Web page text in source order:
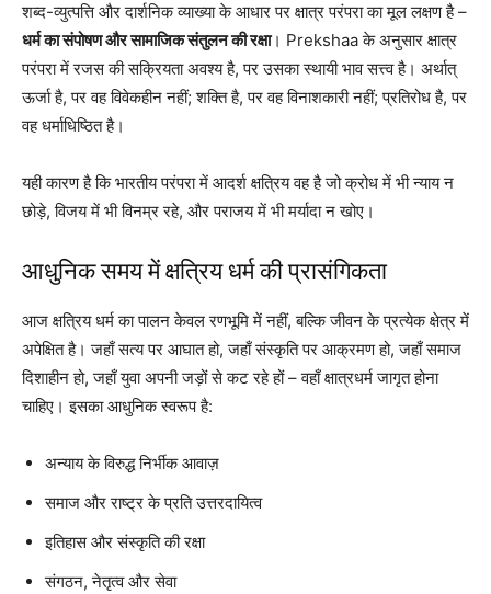
शब्द-व्युत्पत्ति और दार्शनिक व्याख्या के आधार पर क्षात्र परंपरा का मूल लक्षण है –
धर्म का संपोषण और सामाजिक संतुलन की रक्षा। Prekshaa के अनुसार क्षात्र
परंपरा में रजस की सक्रियता अवश्य है, पर उसका स्थायी भाव सत्त्व है। अर्थात्
ऊर्जा है, पर वह विवेकहीन नहीं; शक्ति है, पर वह विनाशकारी नहीं; प्रतिरोध है, पर
वह धर्माधिष्ठित है।
यही कारण है कि भारतीय परंपरा में आदर्श क्षत्रिय वह है जो क्रोध में भी न्याय न
छोड़े, विजय में भी विनम्र रहे, और पराजय में भी मर्यादा न खोए।
आधुनिक समय में क्षत्रिय धर्म की प्रासंगिकता
आज क्षत्रिय धर्म का पालन केवल रणभूमि में नहीं, बल्कि जीवन के प्रत्येक क्षेत्र में
अपेक्षित है। जहाँ सत्य पर आघात हो, जहाँ संस्कृति पर आक्रमण हो, जहाँ समाज
दिशाहीन हो, जहाँ युवा अपनी जड़ों से कट रहे हों – वहाँ क्षात्रधर्म जागृत होना
चाहिए। इसका आधुनिक स्वरूप है:
अन्याय के विरुद्ध निर्भीक आवाज़
समाज और राष्ट्र के प्रति उत्तरदायित्व
इतिहास और संस्कृति की रक्षा
संगठन, नेतृत्व और सेवा